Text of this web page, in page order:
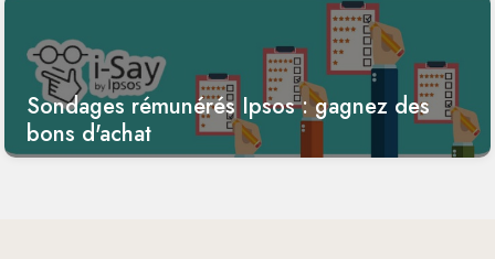
Sondages rémunérés Ipsos : gagnez des
bons d'achat